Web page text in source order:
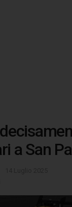
a San